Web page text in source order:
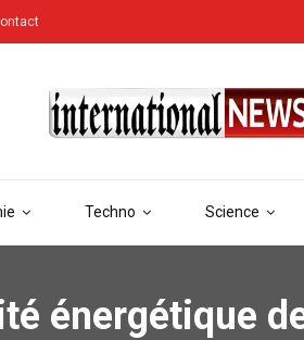
Techno Science
énergétique